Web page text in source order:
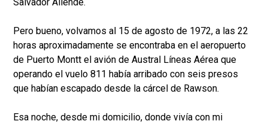
Pero bueno, volvamos al 15 de agosto de 1972, a las 22
horas aproximadamente se encontraba en el aeropuerto
de Puerto Montt el avión de Austral Líneas Aérea que
operando el vuelo 811 había arribado con seis presos
que habían escapado desde la cárcel de Rawson.
Esa noche, desde mi domicilio, donde vivía con mi